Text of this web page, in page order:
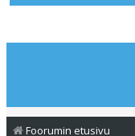
Foorumin etusivu